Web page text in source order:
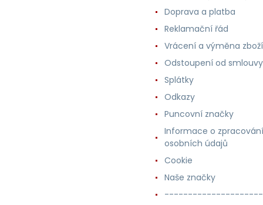
Doprava a platba
Reklamační řád
Vrácení a výměna zboží
Odstoupení od smlouvy
Splátky
Odkazy
Puncovní značky
Informace o zpracování
osobních údajů
Cookie
Naše značky